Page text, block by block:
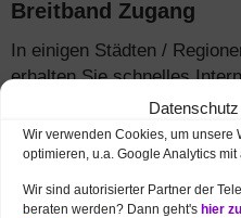
Wir verwenden Cookies, um unsere
optimieren, u.a. Google Analytics mit
Wir sind autorisierter Partner der
beraten werden? Dann geht's hier
Breitband Zugang
In einigen Städten /
erhalten Sie schnelles
Telekom
(Fiber) Leitung: Breitband
200 MBit/s.
Glasfaser